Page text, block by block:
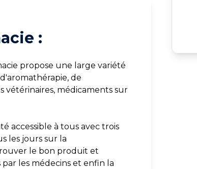
:
propose une large variété
de
vétérinaires, médicaments sur
accessible à tous avec trois
les jours sur la
le bon produit et
les médecins et enfin la